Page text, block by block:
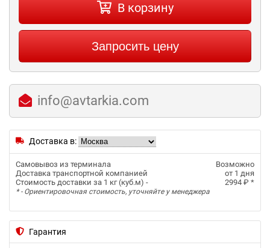
В корзину
Запросить цену
info@avtarkia.com
Доставка в:
Самовывоз из терминала
Возможно
Доставка транспортной компанией
от 1 дня
Стоимость доставки за 1 кг (куб.м) -
2994 ₽ *
* - Ориентировочная стоимость, уточняйте у менеджера
Гарантия